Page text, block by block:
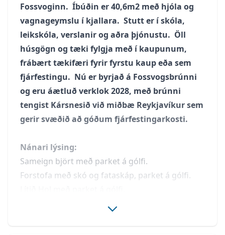
Fossvoginn. Íbúðin er 40,6m2 með hjóla og
vagnageymslu í kjallara. Stutt er í skóla,
leikskóla, verslanir og aðra þjónustu. Öll
húsgögn og tæki fylgja með í kaupunum,
frábært tækifæri fyrir fyrstu kaup eða sem
fjárfestingu. Nú er byrjað á Fossvogsbrúnni
og eru áætluð verklok 2028, með brúnni
tengist Kársnesið við miðbæ Reykjavíkur sem
gerir svæðið að góðum fjárfestingarkosti.
Nánari lýsing:
Sameign björt með parket á gólfi.
Forstofa með skó og fataskáp, parket á gólfi.